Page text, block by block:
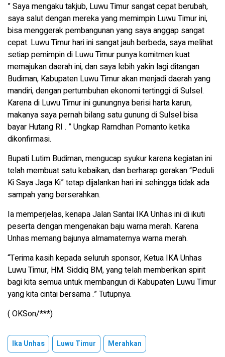
” Saya mengaku takjub, Luwu Timur sangat cepat berubah,
saya salut dengan mereka yang memimpin Luwu Timur ini,
bisa menggerak pembangunan yang saya anggap sangat
cepat. Luwu Timur hari ini sangat jauh berbeda, saya melihat
setiap pemimpin di Luwu Timur punya komitmen kuat
memajukan daerah ini, dan saya lebih yakin lagi ditangan
Budiman, Kabupaten Luwu Timur akan menjadi daerah yang
mandiri, dengan pertumbuhan ekonomi tertinggi di Sulsel.
Karena di Luwu Timur ini gunungnya berisi harta karun,
makanya saya pernah bilang satu gunung di Sulsel bisa
bayar Hutang RI . ” Ungkap Ramdhan Pomanto ketika
dikonfirmasi.
Bupati Lutim Budiman, mengucap syukur karena kegiatan ini
telah membuat satu kebaikan, dan berharap gerakan “Peduli
Ki Saya Jaga Ki” tetap dijalankan hari ini sehingga tidak ada
sampah yang berserahkan.
Ia memperjelas, kenapa Jalan Santai IKA Unhas ini di ikuti
peserta dengan mengenakan baju warna merah. Karena
Unhas memang bajunya almamaternya warna merah.
“Terima kasih kepada seluruh sponsor, Ketua IKA Unhas
Luwu Timur, HM. Siddiq BM, yang telah memberikan spirit
bagi kita semua untuk membangun di Kabupaten Luwu Timur
yang kita cintai bersama .” Tutupnya.
( OKSon/***)
Ika Unhas Luwu Timur Merahkan